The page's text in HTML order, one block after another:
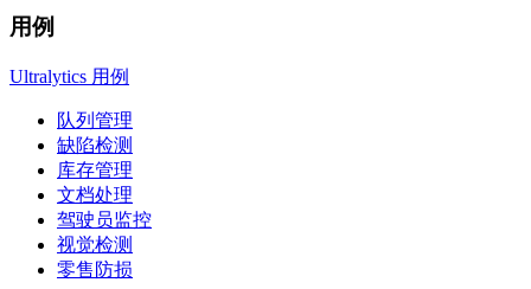
用例
Ultralytics 用例
队列管理
缺陷检测
库存管理
文档处理
驾驶员监控
视觉检测
零售防损